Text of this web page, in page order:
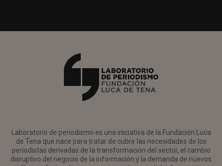
Laboratorio de periodismo es una iniciativa de la Fundación Luca
de Tena que nace para tratar de cubrir las necesidades de los
periodistas derivadas de la transformación del sector, el cambio
disruptivo del negocio de la información y la demanda de nuevos